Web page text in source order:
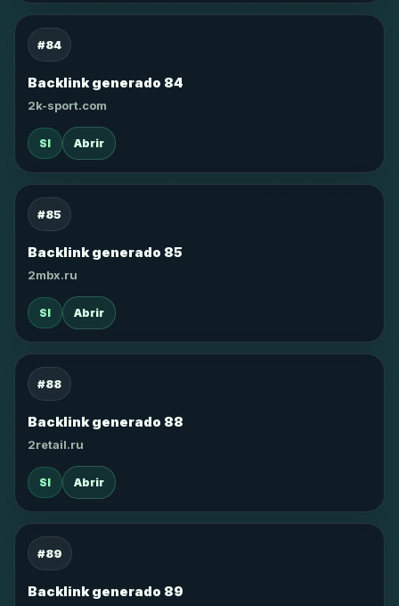
#84
Backlink generado 84
2k-sport.com
SI Abrir
#85
Backlink generado 85
2mbx.ru
SI Abrir
#88
Backlink generado 88
2retail.ru
SI Abrir
#89
Backlink generado 89